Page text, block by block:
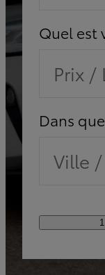
Quel est
Prix /
Dans
Ville